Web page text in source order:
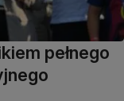
pełnego